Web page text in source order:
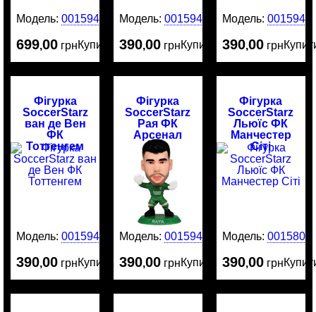
Модель:0015946
699,00 грнКупити
Модель:0015945
390,00 грнКупити
Модель: 0015944
390,00 грн
Фігурка
SoccerStarz
ван де Вен
ФК
Тоттенгем
Модель:0015943
390,00 грнКупити
Фігурка
SoccerStarz
Рая ФК
Арсенал
Модель:0015942
390,00 грнКупити
Фігурка
SoccerStarz
Льюїс ФК
Манчестер
Сіті
Модель: 0015800
390,00 грн